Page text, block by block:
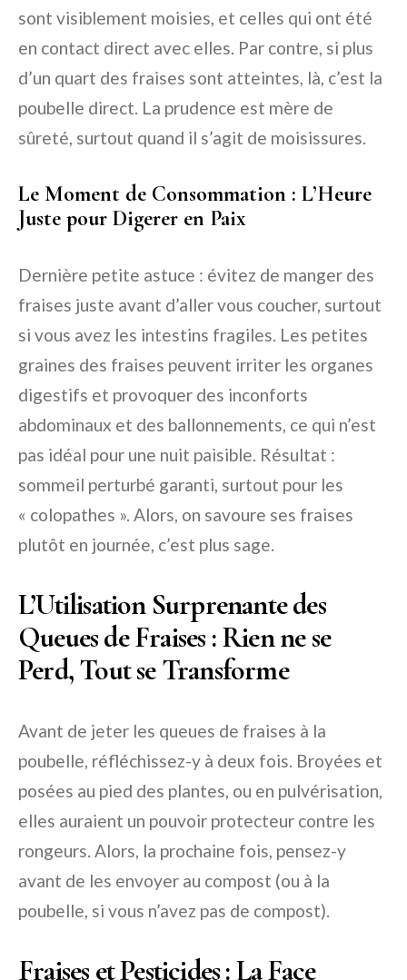
sont visiblement moisies, et celles qui ont été
en contact direct avec elles. Par contre, si plus
d’un quart des fraises sont atteintes, là, c’est la
poubelle direct. La prudence est mère de
sûreté, surtout quand il s’agit de moisissures.
Le Moment de Consommation : L’Heure
Juste pour Digerer en Paix
Dernière petite astuce : évitez de manger des
fraises juste avant d’aller vous coucher, surtout
si vous avez les intestins fragiles. Les petites
graines des fraises peuvent irriter les organes
digestifs et provoquer des inconforts
abdominaux et des ballonnements, ce qui n’est
pas idéal pour une nuit paisible. Résultat :
sommeil perturbé garanti, surtout pour les
« colopathes ». Alors, on savoure ses fraises
plutôt en journée, c’est plus sage.
L’Utilisation Surprenante des
Queues de Fraises : Rien ne se
Perd, Tout se Transforme
Avant de jeter les queues de fraises à la
poubelle, réfléchissez-y à deux fois. Broyées et
posées au pied des plantes, ou en pulvérisation,
elles auraient un pouvoir protecteur contre les
rongeurs. Alors, la prochaine fois, pensez-y
avant de les envoyer au compost (ou à la
poubelle, si vous n’avez pas de compost).
Fraises et Pesticides : La Face